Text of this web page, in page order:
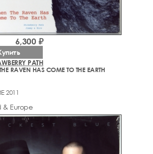
PATH
RAVEN HAS COME TO THE EARTH
2011
& Europe
6,300 ₽